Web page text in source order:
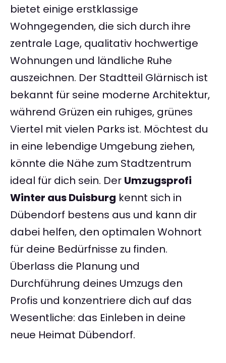
bietet einige erstklassige
Wohngegenden, die sich durch ihre
zentrale Lage, qualitativ hochwertige
Wohnungen und ländliche Ruhe
auszeichnen. Der Stadtteil Glärnisch ist
bekannt für seine moderne Architektur,
während Grüzen ein ruhiges, grünes
Viertel mit vielen Parks ist. Möchtest du
in eine lebendige Umgebung ziehen,
könnte die Nähe zum Stadtzentrum
ideal für dich sein. Der Umzugsprofi
Winter aus Duisburg kennt sich in
Dübendorf bestens aus und kann dir
dabei helfen, den optimalen Wohnort
für deine Bedürfnisse zu finden.
Überlass die Planung und
Durchführung deines Umzugs den
Profis und konzentriere dich auf das
Wesentliche: das Einleben in deine
neue Heimat Dübendorf.